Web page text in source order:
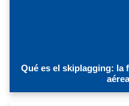
Qué es el skiplagging: la